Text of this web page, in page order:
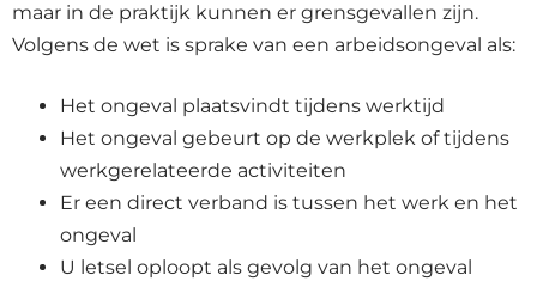
maar in de praktijk kunnen er grensgevallen zijn.
Volgens de wet is sprake van een arbeidsongeval als:
Het ongeval plaatsvindt tijdens werktijd
Het ongeval gebeurt op de werkplek of tijdens
werkgerelateerde activiteiten
Er een direct verband is tussen het werk en het
ongeval
U letsel oploopt als gevolg van het ongeval